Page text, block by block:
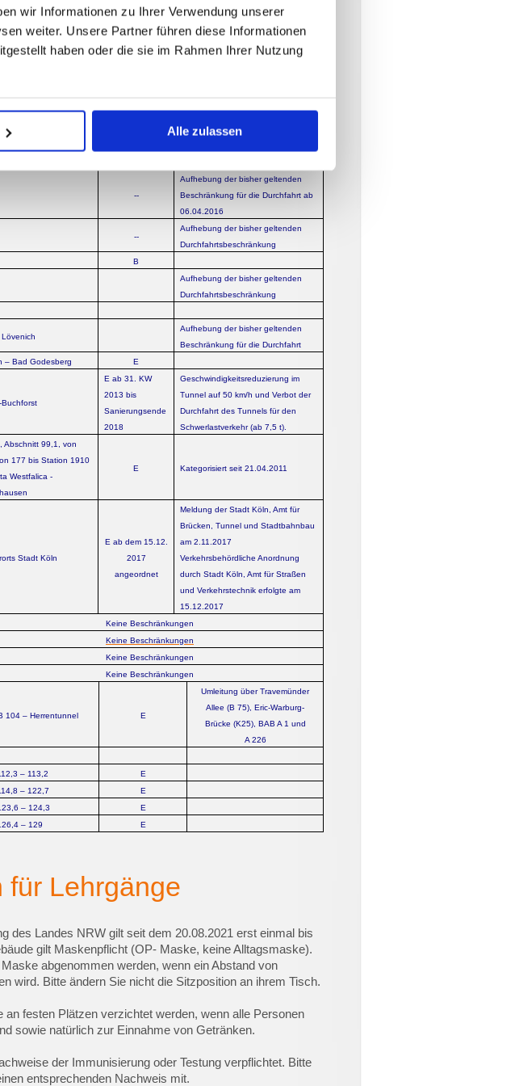
wir Informationen zu Ihrer Verwendung unserer
weiter. Unsere Partner führen diese Informationen
haben oder die sie im Rahmen Ihrer Nutzung
Alle zulassen
Niendorf
E von 06.00 bis
21.00 Uhr, C in
der übrigen Zeit
Keine Angabe
--
Aufhebung der bisher geltenden
Beschränkung für die Durchfahrt ab
06.04.2016
--
Aufhebung der bisher geltenden
Durchfahrtsbeschränkung
B
Aufhebung der bisher geltenden
Durchfahrtsbeschränkung
Aufhebung der bisher geltenden
Beschränkung für die Durchfahrt
– Bad Godesberg E
Buchforst
E ab 31. KW
2013 bis
Sanierungsende
2018
Geschwindigkeitsreduzierung im
Tunnel auf 50 km/h und Verbot der
Durchfahrt des Tunnels für den
Schwerlastverkehr (ab 7,5 t).
Abschnitt 99,1, von
177 bis Station 1910
Westfalica -
E Kategorisiert seit 21.04.2011
Stadt Köln
E ab dem 15.12.
2017
angeordnet
Meldung der Stadt Köln, Amt für
Brücken, Tunnel und Stadtbahnbau
am 2.11.2017
Verkehrsbehördliche Anordnung
durch Stadt Köln, Amt für Straßen
und Verkehrstechnik erfolgte am
15.12.2017
Keine Beschränkungen
Keine Beschränkungen
Keine Beschränkungen
Keine Beschränkungen
104 – Herrentunnel E
Umleitung über Travemünder
Allee (B 75), Eric-Warburg-
Brücke (K25), BAB A 1 und
A 226
– 113,2
E
– 122,7
E
– 124,3
E
– 129 E
für Lehrgänge
des Landes NRW gilt seit dem 20.08.2021 erst einmal bis
gilt Maskenpflicht (OP- Maske, keine Alltagsmaske).
abgenommen werden, wenn ein Abstand von
wird. Bitte ändern Sie nicht die Sitzposition an ihrem Tisch.
an festen Plätzen verzichtet werden, wenn alle Personen
sowie natürlich zur Einnahme von Getränken.
der Immunisierung oder Testung verpflichtet. Bitte
entsprechenden Nachweis mit.